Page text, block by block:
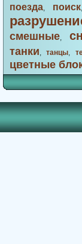
поезда, поиск
смешные,
танки,танцы,
цветные